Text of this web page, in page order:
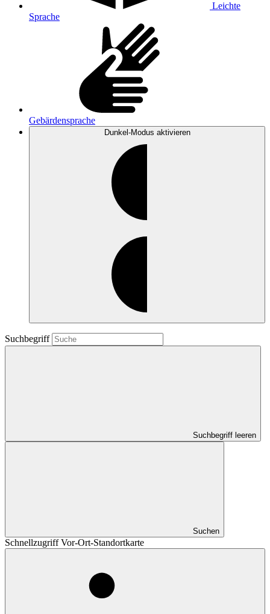
Leichte
Sprache
Gebärdensprache
Dunkel-Modus aktivieren
Suchbegriff
Suchbegriff leeren
Suchen
Schnellzugriff Vor-Ort-Standortkarte